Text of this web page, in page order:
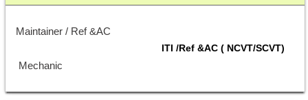
Maintainer / Ref &AC
Mechanic
ITI /Ref &AC ( NCVT/SCVT)